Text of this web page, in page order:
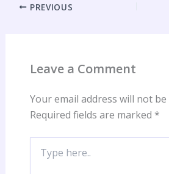
PREVIOUS
Leave a Comment
Your email address will not
Required fields are marked *
here..